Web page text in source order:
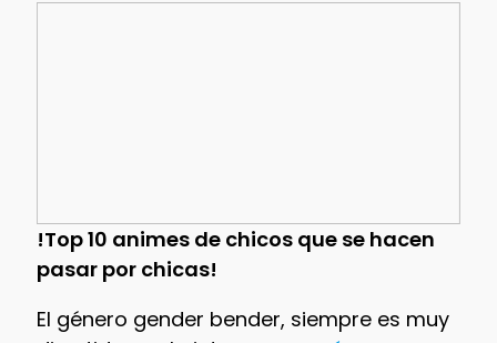
!Top 10 animes de chicos que se hacen
pasar por chicas!
El género gender bender, siempre es muy